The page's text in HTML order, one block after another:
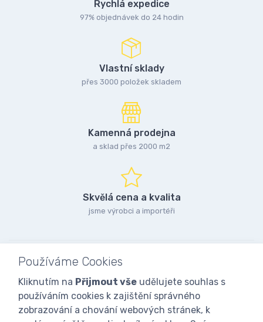
Rychlá expedice
97% objednávek do 24 hodin
Vlastní sklady
přes 3000 položek skladem
Kamenná prodejna
a sklad přes 2000 m2
Skvělá cena a kvalita
jsme výrobci a importéři
Používáme Cookies
Kliknutím na Přijmout vše udělujete souhlas s
používáním cookies k zajištění správného
zobrazování a chování webových stránek, k